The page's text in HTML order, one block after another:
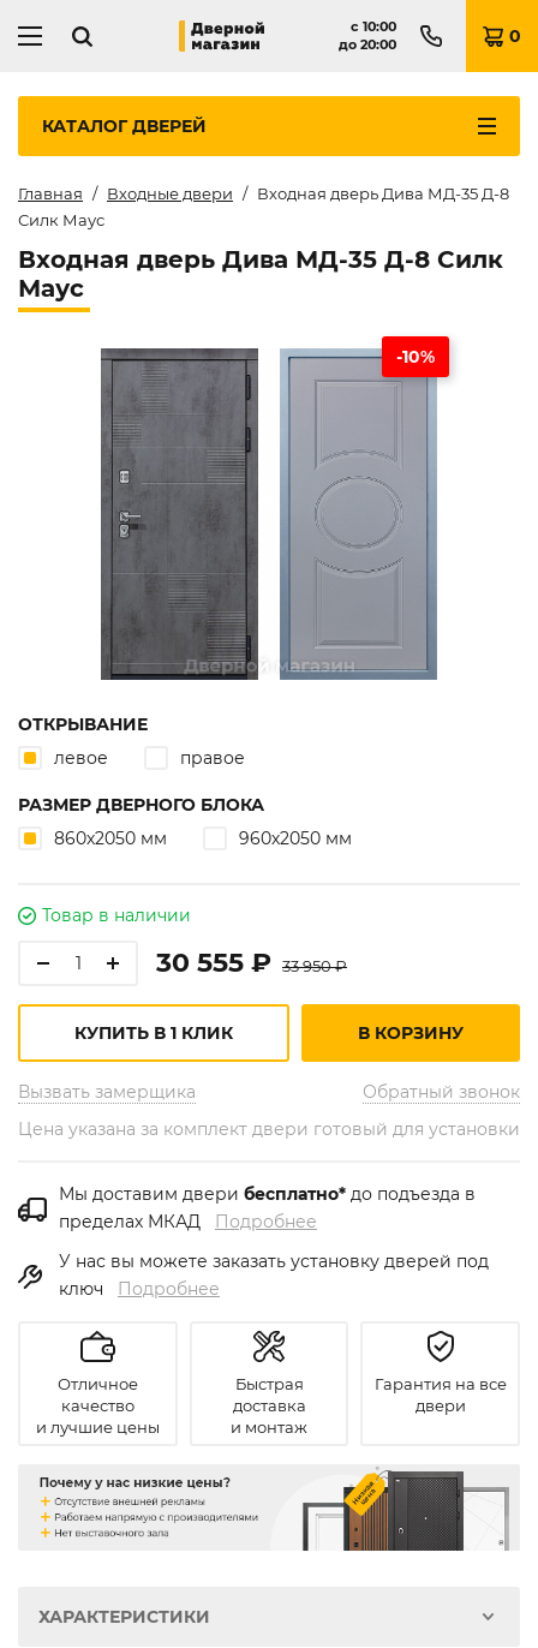
с 10:00
до 20:00 0
КАТАЛОГДВЕРЕЙ
Главная Входные двери
Входная дверь Дива МД-35 Д-8
Силк Маус
Входная дверь Дива МД-35 Д-8 Силк
Маус
-10%
ОТКРЫВАНИЕ
левое
правое
РАЗМЕР ДВЕРНОГО БЛОКА
860х2050 мм
960х2050 мм
Товар в наличии
30 555 ₽ 33 950 ₽
Вызвать замерщика Обратный звонок
КУПИТЬ В 1 КЛИК В КОРЗИНУ
Цена указана за комплект двери готовый для установки
Мы доставим двери бесплатно* до подъезда в
пределах МКАД Подробнее
У нас вы можете заказать установку дверей под
ключ Подробнее
Отличное
качество
и лучшие цены
Быстрая
доставка
и монтаж
Гарантия на все
двери
ХАРАКТЕРИСТИКИ